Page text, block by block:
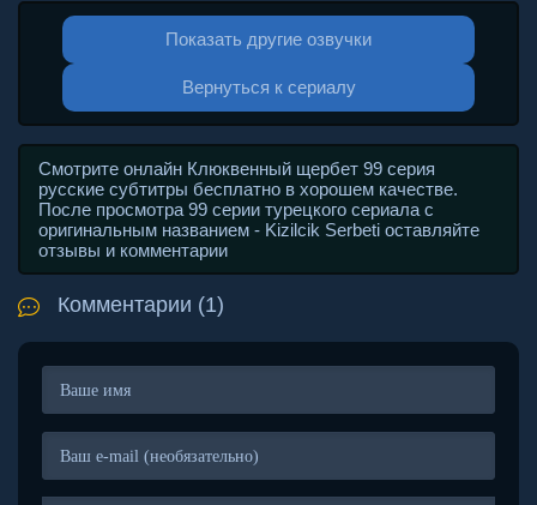
Показать другие озвучки
Вернуться к сериалу
Смотрите онлайн Клюквенный щербет 99 серия
русские субтитры бесплатно в хорошем качестве.
После просмотра 99 серии турецкого сериала с
оригинальным названием - Kizilcik Serbeti оставляйте
отзывы и комментарии
Комментарии (1)